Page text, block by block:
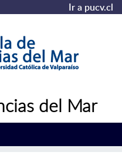
Ir a pucv.cl
del Mar